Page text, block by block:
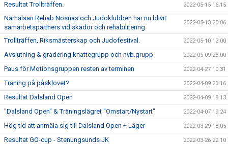
Resultat Trollträffen. 2022-05-15 16:15
Närhälsan Rehab Nösnäs och Judoklubben har nu blivit
samarbetspartners vid skador och rehabilitering
2022-05-13 20:06
Trollträffen, Riksmästerskap och Judofestival. 2022-05-10 12:00
Avslutning & gradering knattegrupp och nyb.grupp 2022-05-09 23:00
Paus för Motionsgruppen resten av terminen 2022-04-27 10:31
Träning på påsklovet? 2022-04-09 23:16
Resultat Dalsland Open 2022-04-09 18:13
"Dalsland Open" & Träningslägret "Omstart/Nystart" 2022-04-07 19:24
Hög tid att anmäla sig till Dalsland Open + Läger 2022-03-29 18:05
Resultat GO-cup - Stenungsunds JK 2022-03-26 22:10